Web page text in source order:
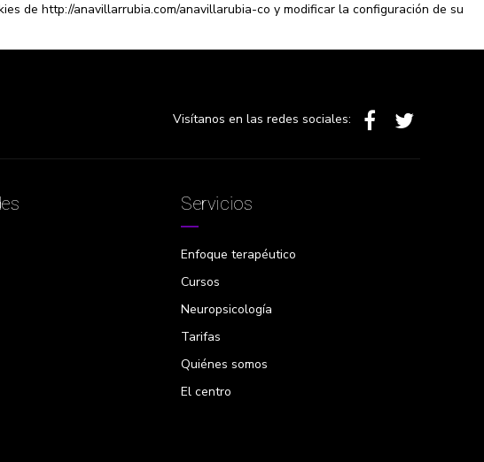
de http://anavillarrubia.com/anavillarubia-co y modificar la configuración de su
Visítanos en las redes sociales:
Servicios
Enfoque terapéutico
Cursos
Neuropsicología
Tarifas
Quiénes somos
El centro